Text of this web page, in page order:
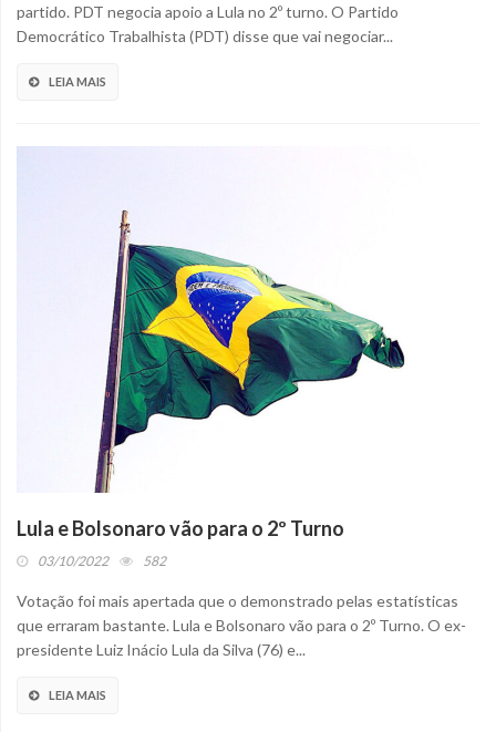
partido. PDT negocia apoio a Lula no 2º turno. O Partido
Democrático Trabalhista (PDT) disse que vai negociar...
LEIA MAIS
Lula e Bolsonaro vão para o 2º Turno
03/10/2022 582
Votação foi mais apertada que o demonstrado pelas estatísticas
que erraram bastante. Lula e Bolsonaro vão para o 2º Turno. O ex-
presidente Luiz Inácio Lula da Silva (76) e...
LEIA MAIS